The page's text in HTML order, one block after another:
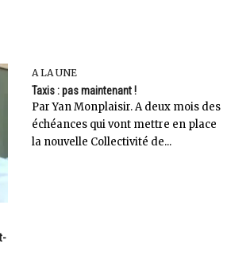
A LA UNE
Taxis : pas maintenant !
Par Yan Monplaisir. A deux mois des
échéances qui vont mettre en place
la nouvelle Collectivité de...